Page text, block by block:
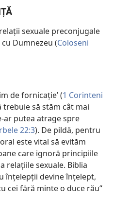
sexuale preconjugale
Dumnezeu (Coloseni
de fornicaţie’ (1 Corinteni
trebuie să stăm cât mai
ar putea atrage spre
22:3). De pildă, pentru
este vital să evităm
care ignoră principiile
relaţiile sexuale. Biblia
înţelepţii devine înţelept,
cei fără minte o duce rău“